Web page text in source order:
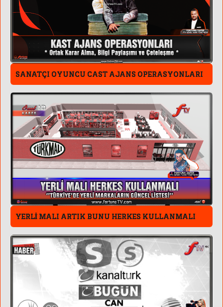
SANATÇI OYUNCU CAST AJANS OPERASYONLARI
YERLİ MALI ARTIK BUNU HERKES KULLANMALI